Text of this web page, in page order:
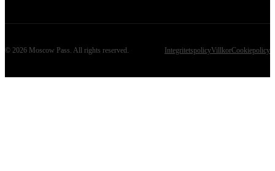
© 2026 Moscow Pass. All rights reserved. IntegritetspolicyVillkorCookiepolicy